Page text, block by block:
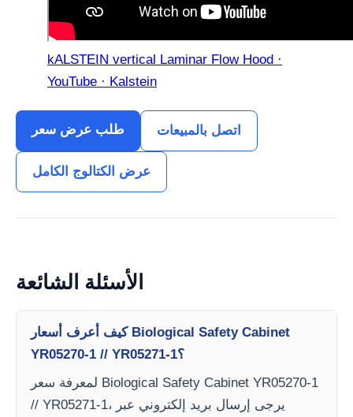
kALSTEIN vertical Laminar Flow Hood ·
YouTube · Kalstein
طلب عرض سعر اتصل بالمبيعات
عرض الكتالوج الكامل
الأسئلة الشائعة
كيف أعرف أسعار Biological Safety Cabinet
YR05270-1 // YR05271-1؟
لمعرفة سعر Biological Safety Cabinet YR05270-1
// YR05271-1، يرجى إرسال بريد إلكتروني عبر